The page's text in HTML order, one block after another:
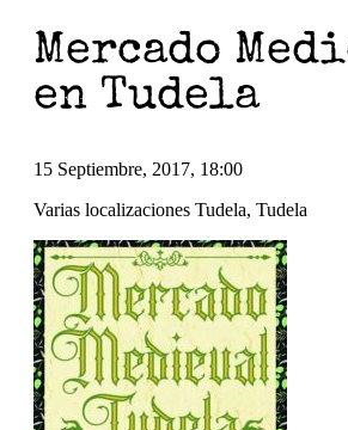
Mercado
en Tudela
15 Septiembre, 2017, 18:00
Varias localizaciones Tudela, Tudela